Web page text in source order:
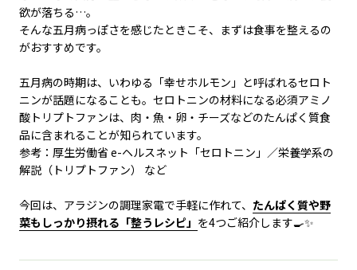
欲が落ちる…。
そんな五月病っぽさを感じたときこそ、まずは食事を整えるの
がおすすめです。
五月病の時期は、いわゆる「幸せホルモン」と呼ばれるセロト
ニンが話題になることも。セロトニンの材料になる必須アミノ
酸トリプトファンは、肉・魚・卵・チーズなどのたんぱく質食
品に含まれることが知られています。
参考：厚生労働省 e-ヘルスネット「セロトニン」／栄養学系の
解説（トリプトファン） など
今回は、アラジンの調理家電で手軽に作れて、 たんぱく質や野
菜もしっかり摂れる「整うレシピ」 を4つご紹介します🍳✨